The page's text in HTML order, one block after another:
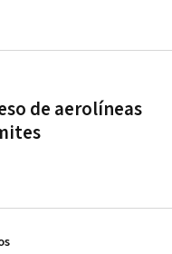
de aerolíneas